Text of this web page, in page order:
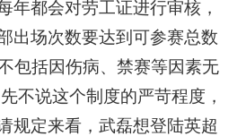
年都会对劳工证进行审核，
出场次数要达到可参赛总数
包括因伤病、禁赛等因素无
不说这个制度的严苛程度，
规定来看，武磊想登陆英超